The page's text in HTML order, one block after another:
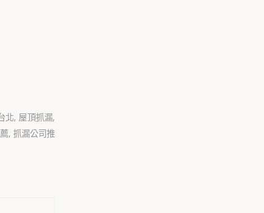
北, 屋頂抓漏,
, 抓漏公司推